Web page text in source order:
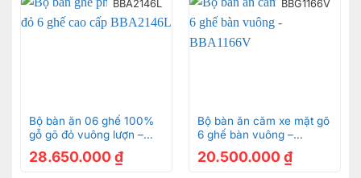
Mặt bàn hình ovan có kích thước 2,12m × 1,04m rộng rãi
BBA2146L
Bộ bàn ăn 06 ghế 100%
gỗ gõ đỏ vuông lượn –
28.650.000 ₫
BBG1166V
Bộ bàn ăn căm xe mặt gõ
6 ghế bàn vuông –
20.500.000 ₫